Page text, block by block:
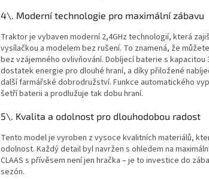
4\. Moderní technologie pro maximální zábavu
Traktor je vybaven moderní 2,4GHz technologií, která
vysílačkou a modelem bez rušení. To znamená, že
bez vzájemného ovlivňování. Dobíjecí baterie s kapacitou
dostatek energie pro dlouhé hraní, a díky přiložené
další farmářské dobrodružství. Funkce automatického
šetří baterii a prodlužuje tak dobu hraní.
5\. Kvalita a odolnost pro dlouhodobou radost
Tento model je vyroben z vysoce kvalitních materiálů,
odolnost. Každý detail byl navržen s ohledem na
CLAAS s přívěsem není jen hračka – je to investice do
sezón.